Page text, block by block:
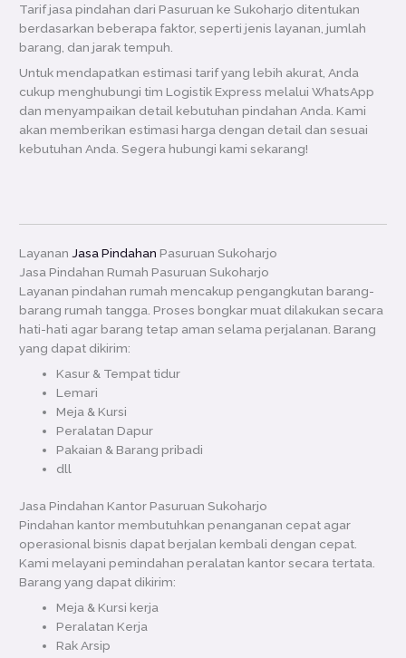
Tarif jasa pindahan dari Pasuruan ke Sukoharjo ditentukan
berdasarkan beberapa faktor, seperti jenis layanan, jumlah
barang, dan jarak tempuh.
Untuk mendapatkan estimasi tarif yang lebih akurat, Anda
cukup menghubungi tim Logistik Express melalui WhatsApp
dan menyampaikan detail kebutuhan pindahan Anda. Kami
akan memberikan estimasi harga dengan detail dan sesuai
kebutuhan Anda. Segera hubungi kami sekarang!
Layanan Jasa Pindahan Pasuruan Sukoharjo
Jasa Pindahan Rumah Pasuruan Sukoharjo
Layanan pindahan rumah mencakup pengangkutan barang-
barang rumah tangga. Proses bongkar muat dilakukan secara
hati-hati agar barang tetap aman selama perjalanan. Barang
yang dapat dikirim:
Kasur & Tempat tidur
Lemari
Meja & Kursi
Peralatan Dapur
Pakaian & Barang pribadi
dll
Jasa Pindahan Kantor Pasuruan Sukoharjo
Pindahan kantor membutuhkan penanganan cepat agar
operasional bisnis dapat berjalan kembali dengan cepat.
Kami melayani pemindahan peralatan kantor secara tertata.
Barang yang dapat dikirim:
Meja & Kursi kerja
Peralatan Kerja
Rak Arsip